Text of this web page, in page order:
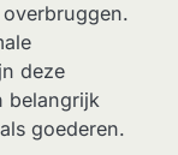
deze
belangrijk
goederen.